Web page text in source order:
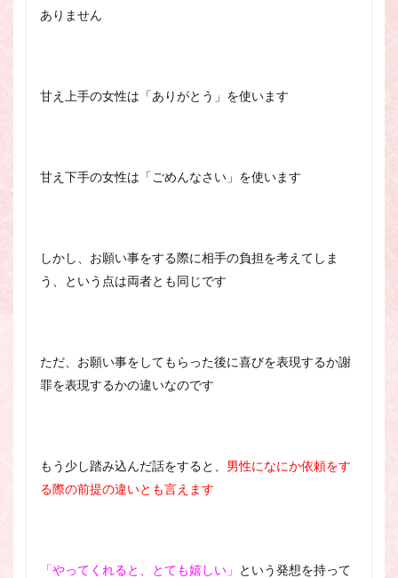
ありません
甘え上手の女性は「ありがとう」を使います
甘え下手の女性は「ごめんなさい」を使います
しかし、お願い事をする際に相手の負担を考えてしま
う、という点は両者とも同じです
ただ、お願い事をしてもらった後に喜びを表現するか謝
罪を表現するかの違いなのです
もう少し踏み込んだ話をすると、 男性になにか依頼をす
る際の前提の違いとも言えます
「やってくれると、とても嬉しい」
という発想を持って